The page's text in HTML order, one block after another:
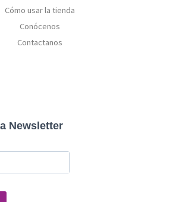
Cómo usar la tienda
Conócenos
Contactanos
Newsletter